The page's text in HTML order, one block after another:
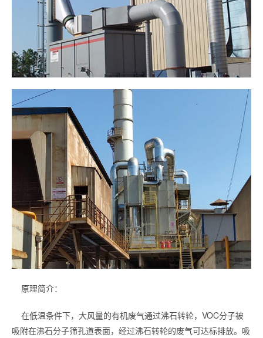
原理简介：
在低温条件下，大风量的有机废气通过沸石转轮，VOC分子被
吸附在沸石分子筛孔道表面，经过沸石转轮的废气可达标排放。吸